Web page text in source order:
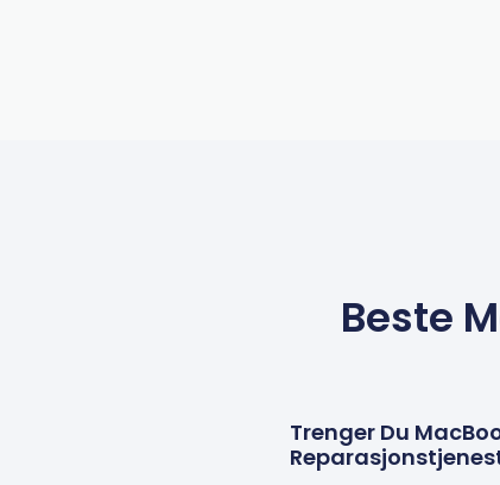
Beste
Trenger Du